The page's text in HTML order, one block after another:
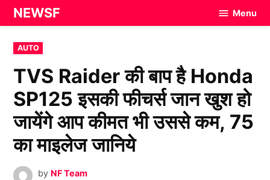
Skip
to
content
NEWSF Menu
POSTED
IN
AUTO
TVS Raider की बाप है Honda
SP125 इसकी फीचर्स जान खुश हो
जायेंगे आप कीमत भी उससे कम, 75
का माइलेज जानिये
by NF Team